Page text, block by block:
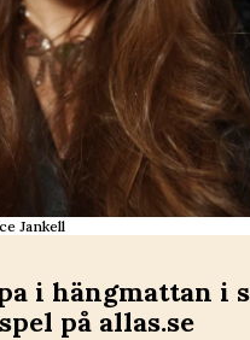
Jankell
i hängmattan i
på allas.se